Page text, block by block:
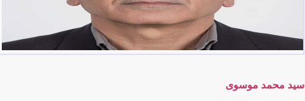
سید محمد موسوی